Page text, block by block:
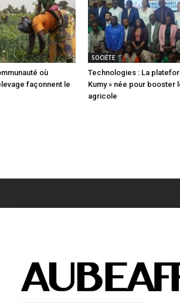
où
façonnent le
SOCIÉTE
Technologies : La
Kumy » née pour booster
agricole